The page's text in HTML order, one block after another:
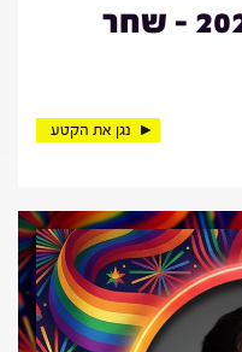
סוף שבוע גאווה 2026 - שחר
נגן את הקטע